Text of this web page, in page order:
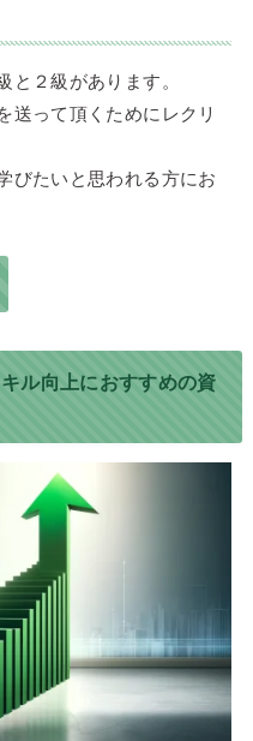
と２級があります。
送って頂くためにレクリ
びたいと思われる方にお
ル向上におすすめの資